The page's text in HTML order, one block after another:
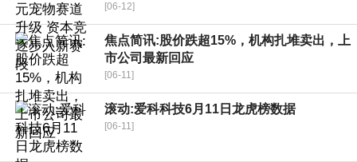
[06-12]
焦点简讯:股价跌超15%，机构扎堆卖出，上
市公司最新回应
[06-11]
滚动:爱科科技6月11日龙虎榜数据
[06-11]